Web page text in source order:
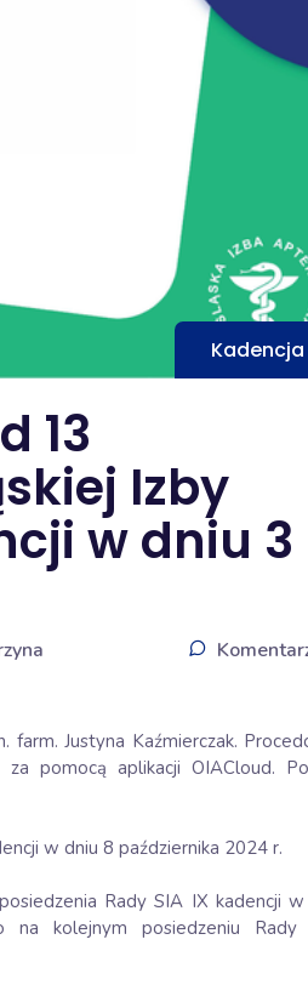
Kadencja
13
Izby
w dniu 3
Justyna Kaźmierczak.
pomocą aplikacji OIACloud.
w dniu 8 października 2024 r.
Rady SIA IX kadencji
na kolejnym posiedzeniu